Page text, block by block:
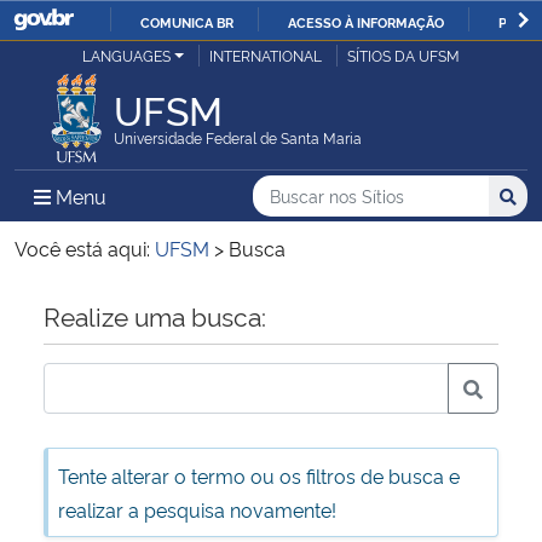
IR
COMUNICA BR ACESSO À INFORMAÇÃO
Ministério da Justiça e Segurança Pública
Ministério da Defesa
Ministério das Relações Exteriores
Ministério da Economia
Ministério da Infraestrutura
LANGUAGES INTERNATIONAL SÍTIOS DA UFSM
UFSM
Universidade Federal de Santa Maria
Menu Menu Principal do Sítio
Busca
Buscar no nos Sítios
Busca:
Você está aqui: UFSM > Busca
Início do conteúdo
Realize uma busca:
Tente alterar o termo ou os filtros de busca e
realizar a pesquisa novamente!